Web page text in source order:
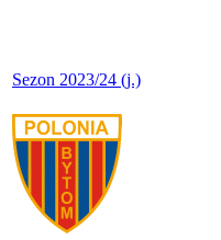
Sezon 2023/24 (j.)